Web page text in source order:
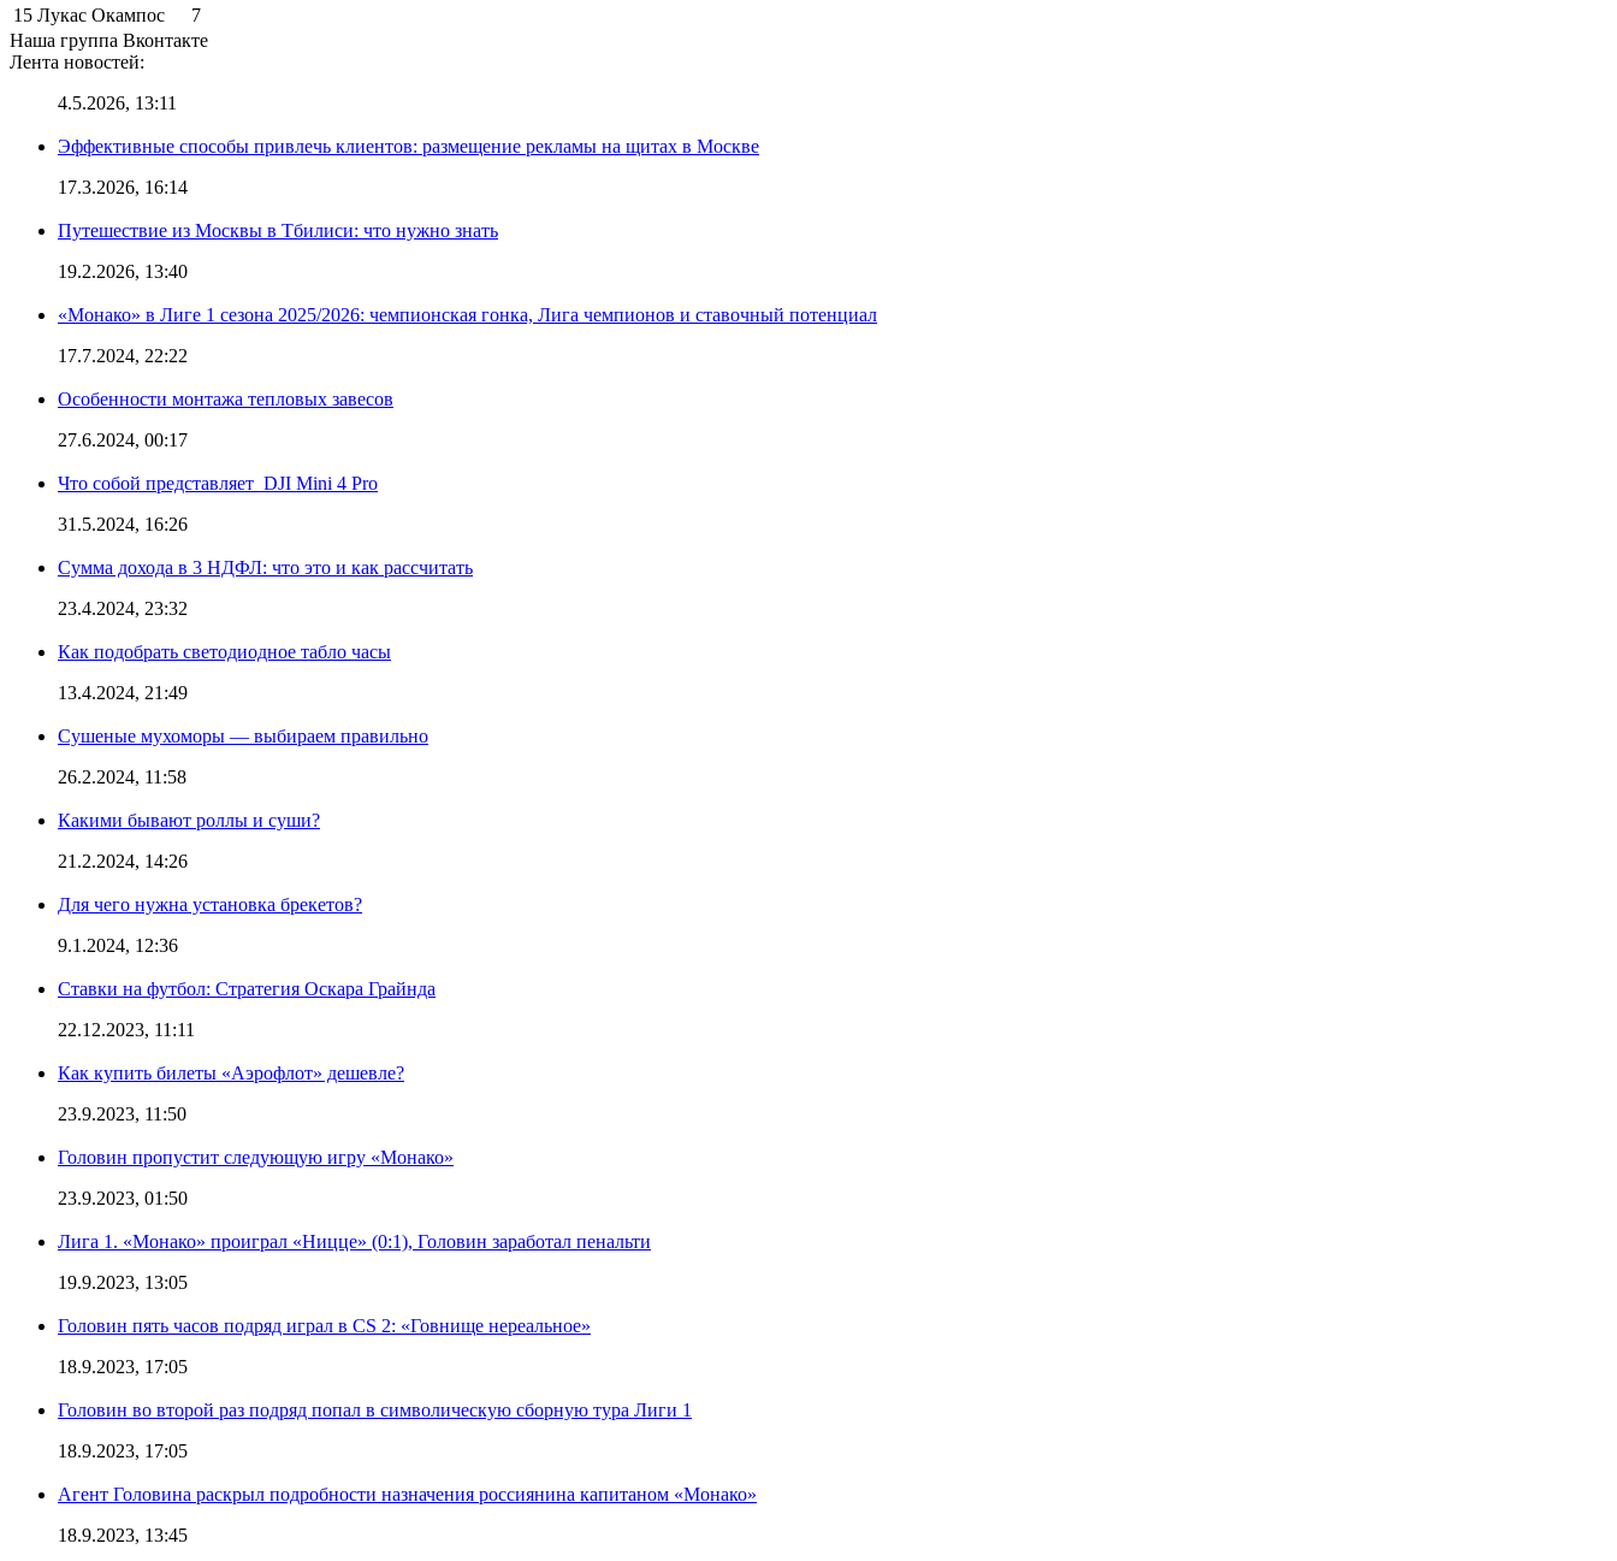
15 Лукас Окампос
7
Наша группа Вконтакте
Лента новостей:
4.5.2026, 13:11
Эффективные способы привлечь клиентов: размещение рекламы на щитах в Москве
17.3.2026, 16:14
Путешествие из Москвы в Тбилиси: что нужно знать
19.2.2026, 13:40
«Монако» в Лиге 1 сезона 2025/2026: чемпионская гонка, Лига чемпионов и ставочный потенциал
17.7.2024, 22:22
Особенности монтажа тепловых завесов
27.6.2024, 00:17
Что собой представляет DJI Mini 4 Pro
31.5.2024, 16:26
Сумма дохода в 3 НДФЛ: что это и как рассчитать
23.4.2024, 23:32
Как подобрать светодиодное табло часы
13.4.2024, 21:49
Сушеные мухоморы — выбираем правильно
26.2.2024, 11:58
Какими бывают роллы и суши?
21.2.2024, 14:26
Для чего нужна установка брекетов?
9.1.2024, 12:36
Ставки на футбол: Стратегия Оскара Грайнда
22.12.2023, 11:11
Как купить билеты «Аэрофлот» дешевле?
23.9.2023, 11:50
Головин пропустит следующую игру «Монако»
23.9.2023, 01:50
Лига 1. «Монако» проиграл «Ницце» (0:1), Головин заработал пенальти
19.9.2023, 13:05
Головин пять часов подряд играл в CS 2: «Говнище нереальное»
18.9.2023, 17:05
Головин во второй раз подряд попал в символическую сборную тура Лиги 1
18.9.2023, 17:05
Агент Головина раскрыл подробности назначения россиянина капитаном «Монако»
18.9.2023, 13:45